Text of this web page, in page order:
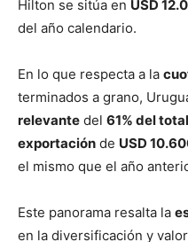
Hilton se sitúa en USD
del año calendario.
En lo que respecta a la
terminados a grano,
relevante del 61% del total
exportación de USD
el mismo que el año
Este panorama resalta la
en la diversificación y